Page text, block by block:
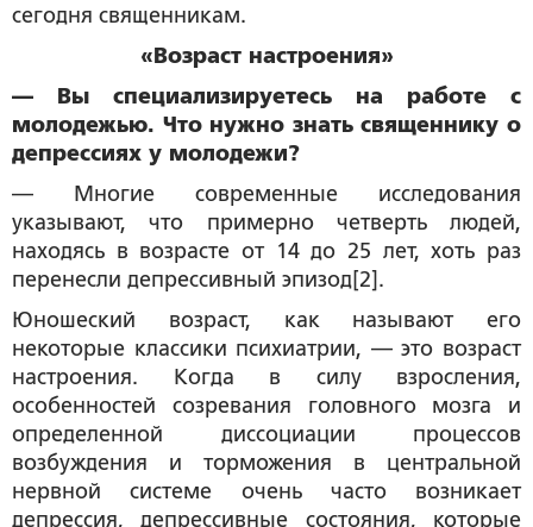
сегодня священникам.
«Возраст настроения»
— Вы специализируетесь на работе с
молодежью. Что нужно знать священнику о
депрессиях у молодежи?
— Многие современные исследования
указывают, что примерно четверть людей,
находясь в возрасте от 14 до 25 лет, хоть раз
перенесли депрессивный эпизод[2].
Юношеский возраст, как называют его
некоторые классики психиатрии, — это возраст
настроения. Когда в силу взросления,
особенностей созревания головного мозга и
определенной диссоциации процессов
возбуждения и торможения в центральной
нервной системе очень часто возникает
депрессия, депрессивные состояния, которые